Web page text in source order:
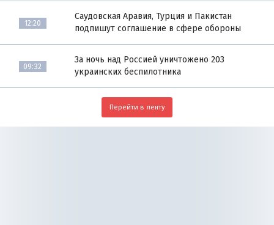
12:20
Саудовская Аравия, Турция и Пакистан
подпишут соглашение в сфере обороны
09:32
За ночь над Россией уничтожено 203
украинских беспилотника
Перейти в ленту